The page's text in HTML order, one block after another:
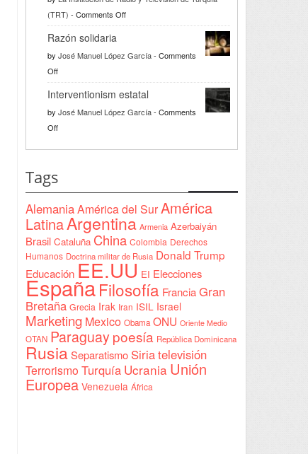
(TRT) - Comments Offon
Türkiye
la
a
Yeda
Razón solidaria
by José Manuel López García- Comments
Offon
Razón
solidaria
Interventionism estatal
by José Manuel López García- Comments
Offon
Tags
AlemaniaAmérica del SurAmérica
LatinaArgentina Armenia Azerbaiyán
Brasil Cataluña China Colombia Derechos
Humanos Doctrina militar de Rusia Donald Trump
EducaciónEE.UU EI Elecciones
EspañaFilosofía FranciaGran
Bretaña Grecia Irak Iran ISIL Israel
Marketing Mexico Obama ONU Oriente Medio
OTAN Paraguaypoesía República Dominicana
RusiaSeparatismo Siriatelevisión
Terrorismo Turquía Ucrania Unión
Europea Venezuela África